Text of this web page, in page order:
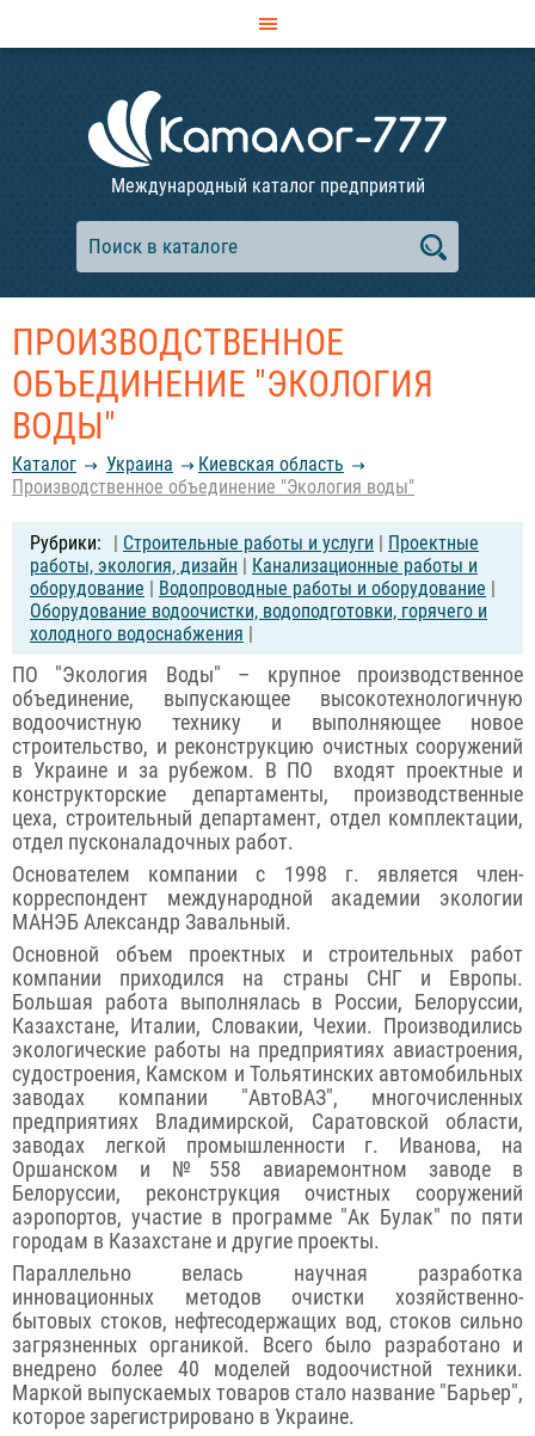
Международный каталог предприятий
ПРОИЗВОДСТВЕННОЕ
ОБЪЕДИНЕНИЕ "ЭКОЛОГИЯ
ВОДЫ"
Каталог Украина
Киевская область
Производственное объединение "Экология воды"
| Строительные работы и услуги | Проектные
работы, экология, дизайн | Канализационные работы и
оборудование | Водопроводные работы и оборудование |
Оборудование водоочистки, водоподготовки, горячего и
холодного водоснабжения |
ПО "Экология Воды" – крупное производственное
объединение, выпускающее высокотехнологичную
водоочистную технику и выполняющее новое
строительство, и реконструкцию очистных сооружений
в Украине и за рубежом. В ПО входят проектные и
конструкторские департаменты, производственные
цеха, строительный департамент, отдел комплектации,
отдел пусконаладочных работ.
Основателем компании с 1998 г. является член-
корреспондент международной академии экологии
МАНЭБ Александр Завальный.
Основной объем проектных и строительных работ
компании приходился на страны СНГ и Европы.
Большая работа выполнялась в России, Белоруссии,
Казахстане, Италии, Словакии, Чехии. Производились
экологические работы на предприятиях авиастроения,
судостроения, Камском и Тольятинских автомобильных
заводах компании "АвтоВАЗ", многочисленных
предприятиях Владимирской, Саратовской области,
заводах легкой промышленности г. Иванова, на
Оршанском и №558 авиаремонтном заводе в
Белоруссии, реконструкция очистных сооружений
аэропортов, участие в программе "Ак Булак" по пяти
городам в Казахстане и другие проекты.
Параллельно велась научная разработка
инновационных методов очистки хозяйственно-
бытовых стоков, нефтесодержащих вод, стоков сильно
загрязненных органикой. Всего было разработано и
внедрено более 40 моделей водоочистной техники.
Маркой выпускаемых товаров стало название "Барьер",
которое зарегистрировано в Украине.